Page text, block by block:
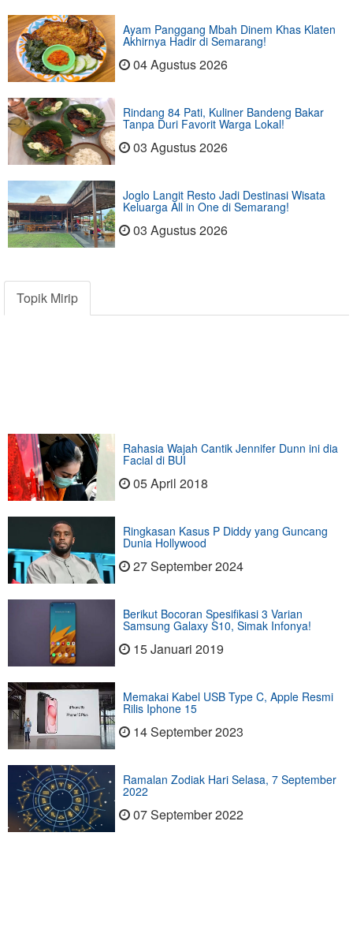
Ayam Panggang Mbah Dinem Khas Klaten
Akhirnya Hadir di Semarang!
04 Agustus 2026
Rindang 84 Pati, Kuliner Bandeng Bakar
Tanpa Duri Favorit Warga Lokal!
03 Agustus 2026
Joglo Langit Resto Jadi Destinasi Wisata
Keluarga All in One di Semarang!
03 Agustus 2026
Topik Mirip
Rahasia Wajah Cantik Jennifer Dunn ini dia
Facial di BUI
05 April 2018
Ringkasan Kasus P Diddy yang Guncang
Dunia Hollywood
27 September 2024
Berikut Bocoran Spesifikasi 3 Varian
Samsung Galaxy S10, Simak Infonya!
15 Januari 2019
Memakai Kabel USB Type C, Apple Resmi
Rilis Iphone 15
14 September 2023
Ramalan Zodiak Hari Selasa, 7 September
2022
07 September 2022